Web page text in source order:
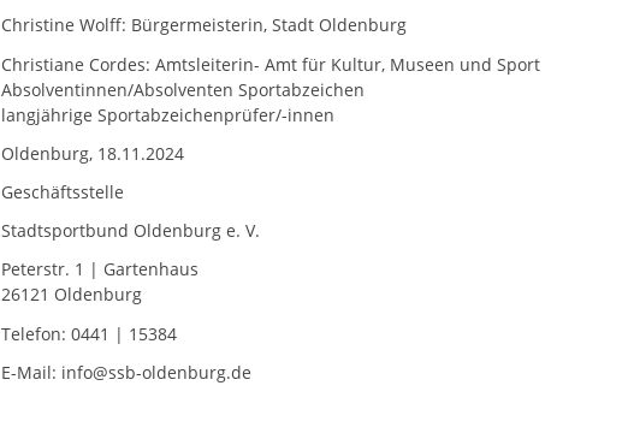
Christine Wolff: Bürgermeisterin, Stadt Oldenburg
Christiane Cordes: Amtsleiterin- Amt für Kultur, Museen und Sport
Absolventinnen/Absolventen Sportabzeichen
langjährige Sportabzeichenprüfer/-innen
Oldenburg, 18.11.2024
Geschäftsstelle
Stadtsportbund Oldenburg e. V.
Peterstr. 1 | Gartenhaus
26121 Oldenburg
Telefon: 0441 | 15384
E-Mail: info@ssb-oldenburg.de